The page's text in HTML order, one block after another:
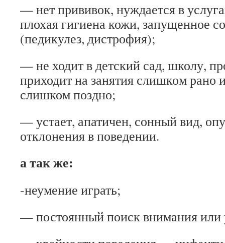
— нет прививок, нуждается в
плохая гигиена кожи, запущенное
(педикулез, дистрофия);
— не ходит в детский сад, школу,
приходит на занятия слишком рано
слишком поздно;
— устает, апатичен, сонный вид,
отклонения в поведении.
а так же:
-неумение играть;
— постоянный поиск внимания или